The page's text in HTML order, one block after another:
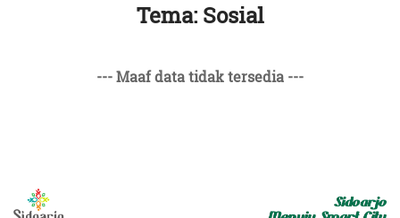
Tema: Sosial
--- Maaf data tidak tersedia ---